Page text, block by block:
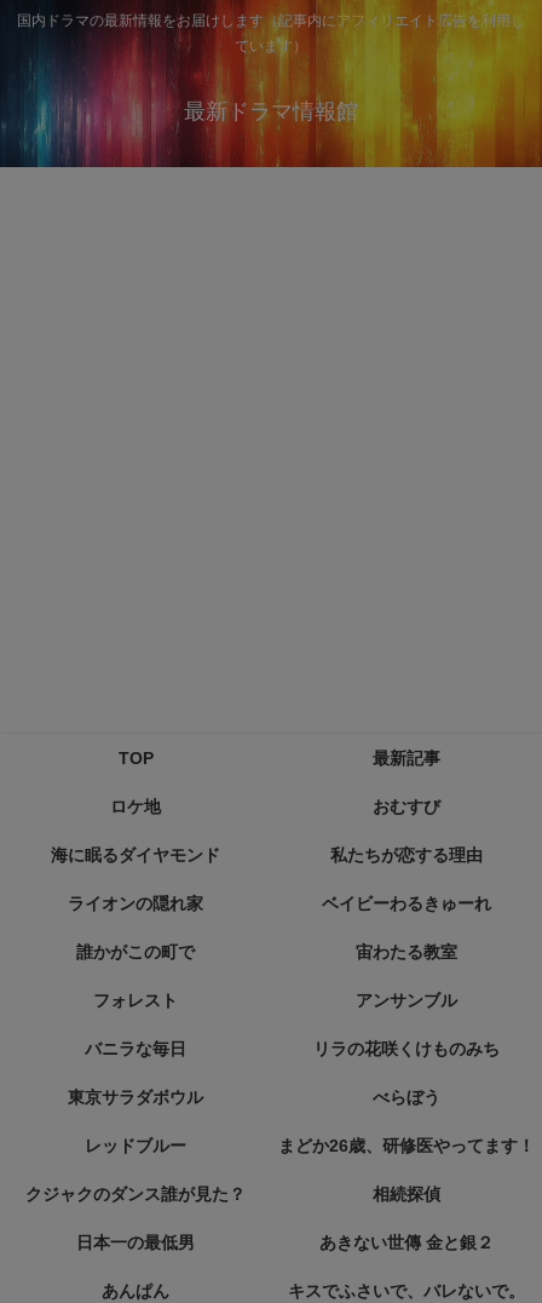
国内ドラマの最新情報をお届けします（記事内にアフィリエイト広告を利用し
ています）
最新ドラマ情報館
TOP 最新記事
ロケ地 おむすび
海に眠るダイヤモンド 私たちが恋する理由
ライオンの隠れ家 ベイビーわるきゅーれ
誰かがこの町で 宙わたる教室
フォレスト アンサンブル
バニラな毎日 リラの花咲くけものみち
東京サラダボウル べらぼう
レッドブルー まどか26歳、研修医やってます！
クジャクのダンス誰が見た？ 相続探偵
日本一の最低男 あきない世傳 金と銀２
あんぱん キスでふさいで、バレないで。